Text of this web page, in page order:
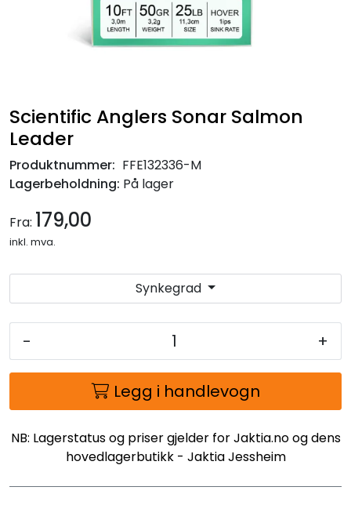
Scientific Anglers Sonar Salmon
Leader
Produktnummer: FFE132336-M
Lagerbeholdning: På lager
Fra: 179,00
inkl. mva.
Synkegrad
- +
Legg i handlevogn
NB: Lagerstatus og priser gjelder for Jaktia.no og dens
hovedlagerbutikk - Jaktia Jessheim